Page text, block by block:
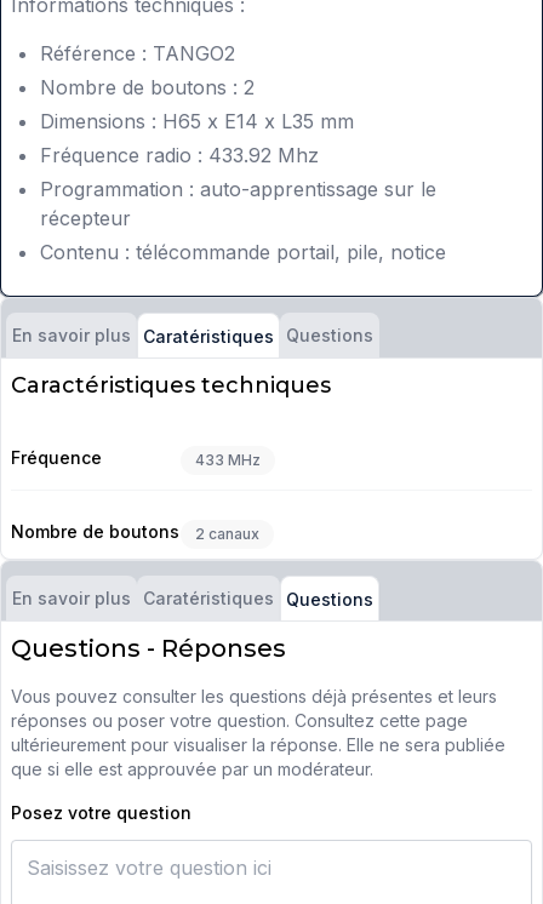
Informations techniques :
Référence : TANGO2
Nombre de boutons : 2
Dimensions : H65 x E14 x L35 mm
Fréquence radio : 433.92 Mhz
Programmation : auto-apprentissage sur le
récepteur
Contenu : télécommande portail, pile, notice
En savoir plus Caratéristiques Questions
Caractéristiques techniques
Fréquence 433 MHz
Nombre de boutons 2 canaux
En savoir plus Caratéristiques Questions
Questions - Réponses
Vous pouvez consulter les questions déjà présentes et leurs
réponses ou poser votre question. Consultez cette page
ultérieurement pour visualiser la réponse. Elle ne sera publiée
que si elle est approuvée par un modérateur.
Posez votre question